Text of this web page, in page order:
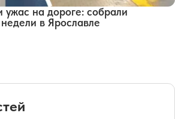
на дороге: собрали
в Ярославле